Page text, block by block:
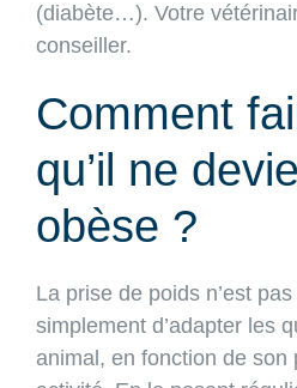
(diabète…). Votre
conseiller.
Comment
qu’il ne
obèse ?
La prise de poids n’est
simplement d’adapter les
animal, en fonction de son